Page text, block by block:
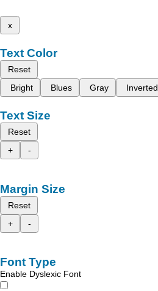
x
Text Color
Reset
Bright
Blues Gray Inverted
Text Size
Reset
+
-
Margin Size
Reset
+
-
Font Type
Enable Dyslexic Font